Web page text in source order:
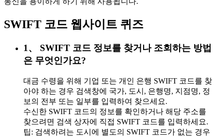
SWIFT 코드 웹사이트 퀴즈
1、 SWIFT 코드 정보를 찾거나 조회하는 방법
은 무엇인가요?
대금 수령을 위해 기업 또는 개인 은행 SWIFT 코드를 찾
아야 하는 경우 검색창에 국가, 도시, 은행명, 지점명, 정
보의 전부 또는 일부를 입력하여 찾으세요.
수신한 SWIFT 코드의 정보를 확인하거나 해당 주소를
찾으려면 검색 상자에 직접 SWIFT 코드를 입력하세요.
팁: 검색하려는 도시에 별도의 SWIFT 코드가 없는 경우